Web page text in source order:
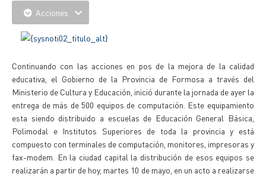
Acciones
Continuando con las acciones en pos de la mejora de la calidad
educativa, el Gobierno de la Provincia de Formosa a través del
Ministerio de Cultura y Educación, inició durante la jornada de ayer la
entrega de más de 500 equipos de computación. Este equipamiento
esta siendo distribuido a escuelas de Educación General Básica,
Polimodal e Institutos Superiores de toda la provincia y está
compuesto con terminales de computación, monitores, impresoras y
fax-modem. En la ciudad capital la distribución de esos equipos se
realizarán a partir de hoy, martes 10 de mayo, en un acto a realizarse